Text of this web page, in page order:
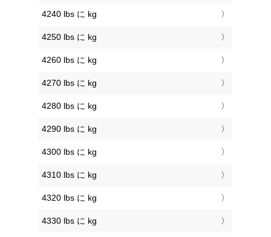
4240 lbs に kg
4250 lbs に kg
4260 lbs に kg
4270 lbs に kg
4280 lbs に kg
4290 lbs に kg
4300 lbs に kg
4310 lbs に kg
4320 lbs に kg
4330 lbs に kg